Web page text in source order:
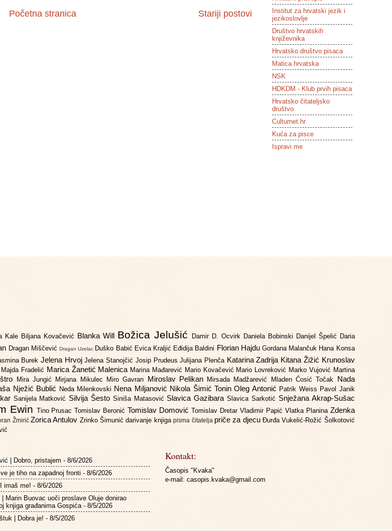
Stariji postovi
Početna stranica
Institut za hrvatski jezik i
jezikoslovlje
Društvo hrvatskih
književnika
Hrvatsko društvo pisaca
Matica hrvatska
NSK
HDKDM - Klub prvih pisaca
Hrvatsko čitateljsko
društvo
Culturnet.hr
Kuća za pisce
Ispravi me
Kale Biljana Kovačević Blanka Will Božica Jelušić Damir D. Ocvirk Daniela Bobinski Danijel Špelić Daria
Dragan MiščevićDragan Uzelac Duško Babić Evica Kraljić Eđidija Baldini Florian Hajdu Gordana Malančuk Hana Konsa
BurekJelena HrvojJelena Stanojčić Josip PrudeusJulijana Plenča Katarina Zadrija Kitana Žižić Krunoslav
Majda Fradelić Marica Žanetić Malenica Marina Mađarević Mario Kovačević Mario Lovreković Marko Vujović Martina
Mira Jungić Mirjana Mikulec Miro Gavran Miroslav Pelikan Mirsada Madžarević Mladen Ćosić Točak
Nada
Nježić Bublić Neda Milenkovski Nena Miljanović Nikola Šimić ToninOleg Antonić Patrik Weiss Pavol Janik
Sanijela Matković Silvija Šesto Siniša Matasović Slavica GazibaraSlavica Sarkotić Snježana Akrap-Sušac
Ewin Tino PrusacTomislav Beronić Tomislav DomovićTomislav Dretar Vladimir Papić Vlatka Planina Zdenka
ŽmirićZorica Antulov Zrinko Šimunićdarivanje knjigapisma čitatelja priče za djecu Đurđa Vukelić-Rožić Šolkotović
| Dobro, pristajem - 8/6/2026
je tiho na zapadnoj fronti - 8/6/2026
I imaš me! - 8/6/2026
| Marin Buovac uoči proslave Oluje donirao
knjiga građanima Gospića- 8/5/2026
| Dobra je! - 8/5/2026
Kontakt:
Časopis "Kvaka"
e-mail: casopis.kvaka@gmail.com